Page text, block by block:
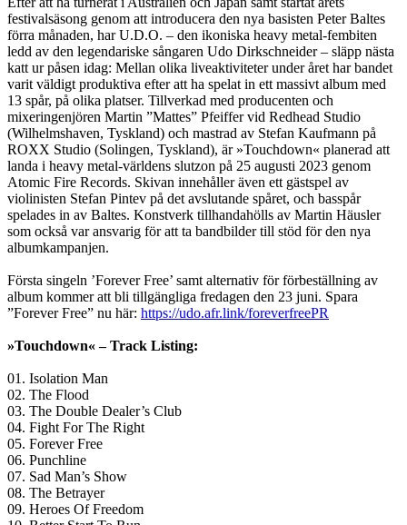
festivalsäsong genom att introducera den nya basisten Peter Baltes
förra månaden, har U.D.O. – den ikoniska heavy metal-fembiten
ledd av den legendariske sångaren Udo Dirkschneider – släpp nästa
katt ur påsen idag: Mellan olika liveaktiviteter under året har bandet
varit väldigt produktiva efter att ha spelat in ett massivt album med
13 spår, på olika platser. Tillverkad med producenten och
mixeringenjören Martin ”Mattes” Pfeiffer vid Redhead Studio
(Wilhelmshaven, Tyskland) och mastrad av Stefan Kaufmann på
ROXX Studio (Solingen, Tyskland), är »Touchdown« planerad att
landa i heavy metal-världens slutzon på 25 augusti 2023 genom
Atomic Fire Records. Skivan innehåller även ett gästspel av
violinisten Stefan Pintev på det avslutande spåret, och basspår
spelades in av Baltes. Konstverk tillhandahölls av Martin Häusler
som också var ansvarig för att ta bandbilder till stöd för den nya
albumkampanjen.
Första singeln ’Forever Free’ samt alternativ för förbeställning av
album kommer att bli tillgängliga fredagen den 23 juni. Spara
”Forever Free” nu här: https://udo.afr.link/foreverfreePR
»Touchdown« – Track Listing:
01. Isolation Man
02. The Flood
03. The Double Dealer’s Club
04. Fight For The Right
05. Forever Free
06. Punchline
07. Sad Man’s Show
08. The Betrayer
09. Heroes Of Freedom